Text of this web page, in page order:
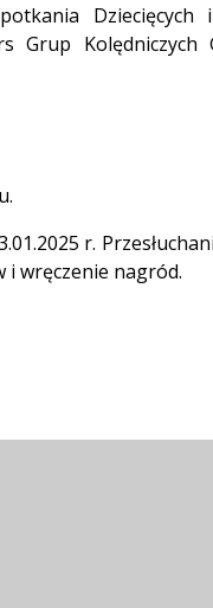
Dziecięcych
Kolędniczych
r.
i wręczenie nagród.